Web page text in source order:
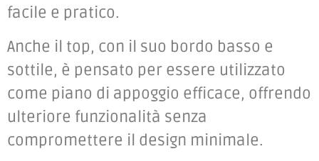
facile e pratico.
Anche il top, con il suo bordo basso e
sottile, è pensato per essere utilizzato
come piano di appoggio efficace, offrendo
ulteriore funzionalità senza
compromettere il design minimale.